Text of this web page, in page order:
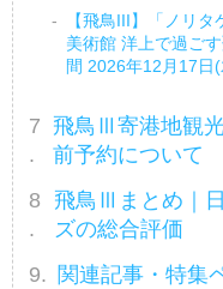
【飛鳥III】「ノリ
美術館 洋上で過ご
間 2026年12月17日
飛鳥Ⅲ寄港地観
前予約について
飛鳥Ⅲまとめ｜
ズの総合評価
関連記事・特集